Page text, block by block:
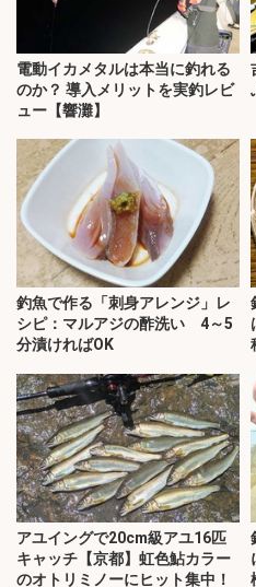
電動イカメタルは本当に釣れる
のか？ 導入メリットを実釣レビ
ュー【響灘】
釣魚で作る「刺身アレンジ」レ
シピ：マルアジの酢洗い 4～5
分漬ければOK
アユイングで20cm級アユ16匹
キャッチ【京都】虹色鮎カラー
のオトリミノーにヒット集中！